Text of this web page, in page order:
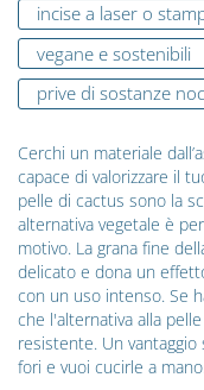
incise a laser o
vegane e sostenibili
prive di sostanze
Cerchi un materiale
capace di valorizzare il
pelle di cactus sono la
alternativa vegetale è
motivo. La grana fine
delicato e dona un
con un uso intenso. Se
che l'alternativa alla
resistente. Un
fori e vuoi cucirle a